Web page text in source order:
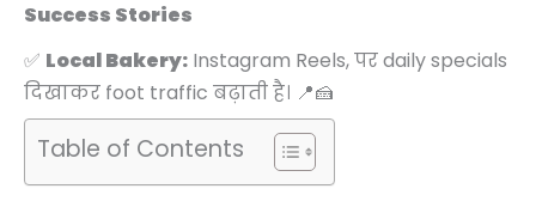
Success Stories
✅ Local Bakery: Instagram Reels, पर daily specials
दिखाकर foot traffic बढ़ाती है। 📍🍰
Table of Contents